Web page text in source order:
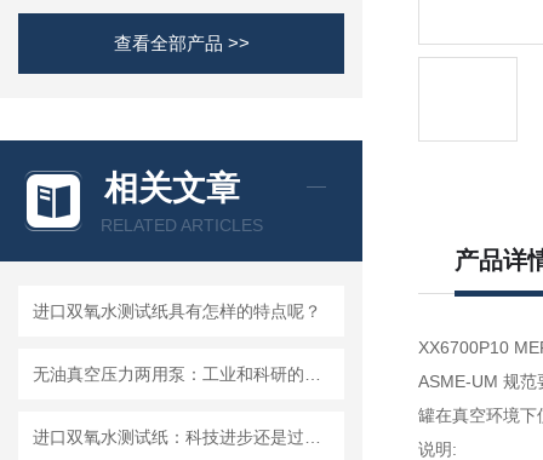
查看全部产品 >>
相关文章
RELATED ARTICLES
进口双氧水测试纸具有怎样的特点呢？
产品详
XX6700P10
ASME-UM 规范
罐在真空环境下
说明: